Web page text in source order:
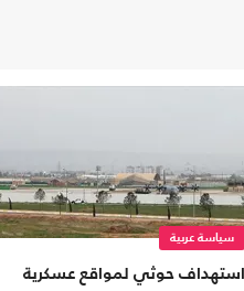
سياسة عربية
استهداف حوثي لمواقع عسكرية